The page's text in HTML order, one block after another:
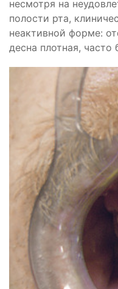
несмотря на
полости рта,
неактивной форме:
десна плотная,